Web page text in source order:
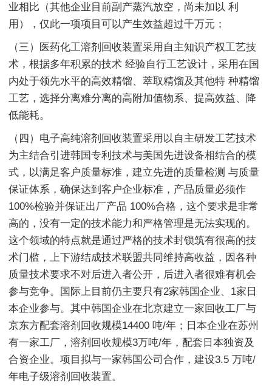
业相比（其他企业目前副产蒸汽放空，尚未加以 利
用），仅此一项项目可以产生效益超过千万元；
（三）医药化工溶剂回收装置采用自主知识产权工艺技
术，根据多年积累的技术 经验自行工艺设计，采用在国
内处于领先水平的高效精馏、萃取精馏及其他特 种精馏
工艺，选择分离难分离的高附加值物系、提高效益、降
低能耗。
（四）电子高纯溶剂回收装置采用以自主研发工艺技术
为主结合引进韩国专利技术与美国先进设备相结合的模
式，以满足客户质量标准，建立先进的质量检测 与质量
保证体系，确保达到客户企业标准，产品质量必须作
100%检验并保证出厂产品 100%合格，这个要求是非常
高的，没有一定的技术能力和严格管理是无法实现的。
这个领域的特点就是通过严格的技术封锁筑有很高的技
术门槛，上下游结成技术联盟共同维持高收益，因各种
质量技术要求不对后进入者公开，后进入者很难有机会
参与竞争。国际上目前仍主要只有2家韩国企业、1家日
本企业参与。其中韩国企业在北京建立一家回收工厂与
京东方配套溶剂回收规模14400 吨/年；日本企业在苏州
有一家工厂，溶剂回收规模3万吨/年，配套日本独资及
合资企业。项目拟与一家韩国公司合作，建设3.5 万吨/
年电子级溶剂回收装置。